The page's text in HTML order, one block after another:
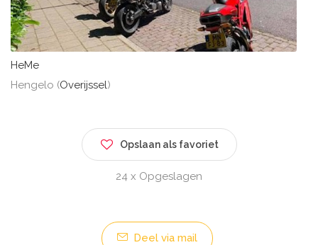
HeMe
Hengelo (Overijssel)
Opslaan als favoriet
24 x Opgeslagen
Deel via mail